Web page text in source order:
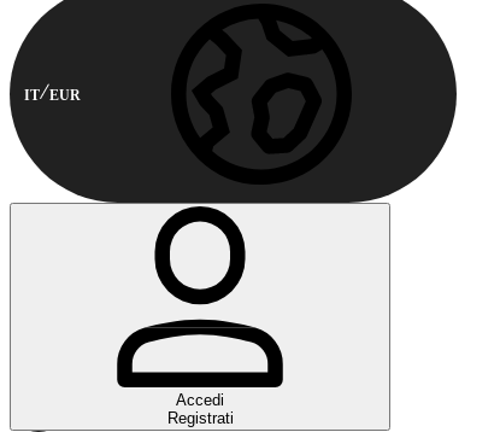
IT EUR
Accedi
Registrati